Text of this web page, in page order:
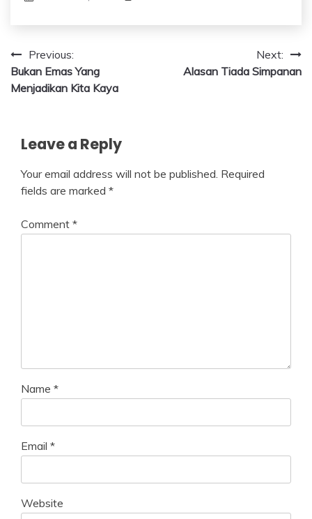
Post
navigation
Previous:
Bukan Emas Yang
Menjadikan Kita Kaya
Next:
Alasan Tiada Simpanan
Leave a Reply
Your email address will not be published. Required
fields are marked *
Comment *
Name *
Email *
Website